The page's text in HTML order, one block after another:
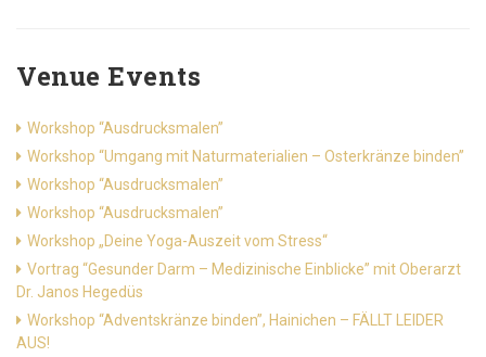
Venue Events
Workshop “Ausdrucksmalen”
Workshop “Umgang mit Naturmaterialien – Osterkränze binden”
Workshop “Ausdrucksmalen”
Workshop “Ausdrucksmalen”
Workshop „Deine Yoga-Auszeit vom Stress“
Vortrag “Gesunder Darm – Medizinische Einblicke” mit Oberarzt
Dr. Janos Hegedüs
Workshop “Adventskränze binden”, Hainichen – FÄLLT LEIDER
AUS!